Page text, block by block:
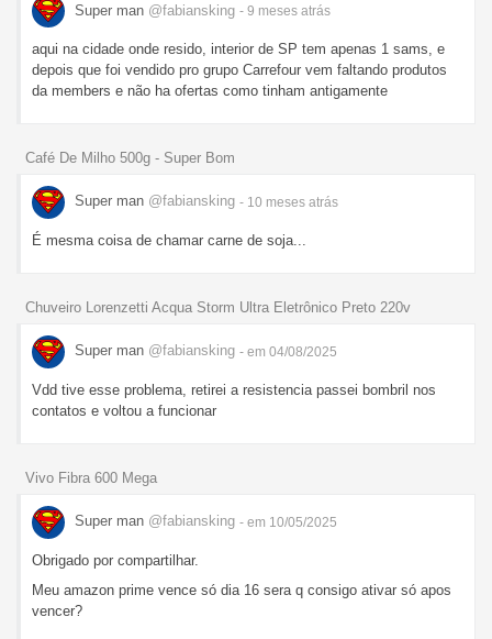
Super man @fabiansking - 9 meses atrás
aqui na cidade onde resido, interior de SP tem apenas 1 sams, e
depois que foi vendido pro grupo Carrefour vem faltando produtos
da members e não ha ofertas como tinham antigamente
Café De Milho 500g - Super Bom
Super man @fabiansking - 10 meses atrás
É mesma coisa de chamar carne de soja...
Chuveiro Lorenzetti Acqua Storm Ultra Eletrônico Preto 220v
Super man @fabiansking - em 04/08/2025
Vdd tive esse problema, retirei a resistencia passei bombril nos
contatos e voltou a funcionar
Vivo Fibra 600 Mega
Super man @fabiansking - em 10/05/2025
Obrigado por compartilhar.
Meu amazon prime vence só dia 16 sera q consigo ativar só apos
vencer?